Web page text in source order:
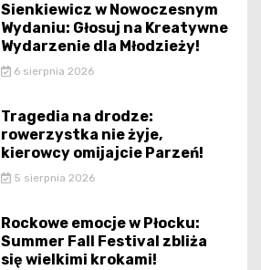
Sienkiewicz w Nowoczesnym
Wydaniu: Głosuj na Kreatywne
Wydarzenie dla Młodzieży!
6 sierpnia 2026
Tragedia na drodze:
rowerzystka nie żyje,
kierowcy omijajcie Parzeń!
5 sierpnia 2026
Rockowe emocje w Płocku:
Summer Fall Festival zbliża
się wielkimi krokami!